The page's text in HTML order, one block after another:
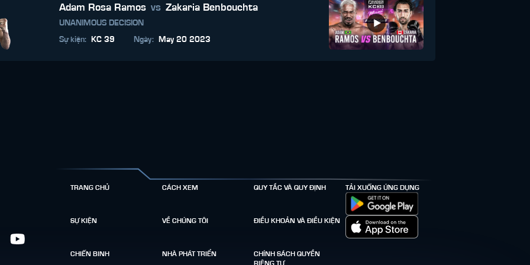
Adam Rosa Ramos vs Zakaria Benbouchta
UNANIMOUS DECISION
Sự kiện: KC 39 Ngày: May 20 2023
TRANG CHỦ
SỰ KIỆN
CHIẾN BINH
CÁCH XEM
VỀ CHÚNG TÔI
NHÀ PHÁT TRIỂN
QUY TẮC VÀ QUY ĐỊNH
ĐIỀU KHOẢN VÀ ĐIỀU KIỆN
CHÍNH SÁCH QUYỀN
RIÊNG TƯ
TẢI XUỐNG ỨNG DỤNG